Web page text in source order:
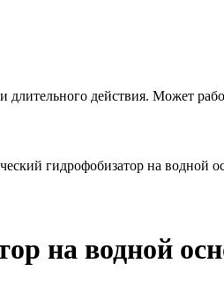
действия. Может
гидрофобизатор на водной
на водной